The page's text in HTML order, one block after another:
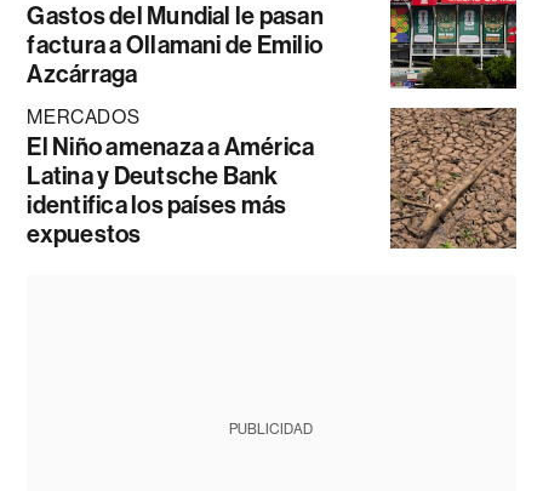
Gastos del Mundial le pasan
factura a Ollamani de Emilio
Azcárraga
MERCADOS
El Niño amenaza a América
Latina y Deutsche Bank
identifica los países más
expuestos
PUBLICIDAD